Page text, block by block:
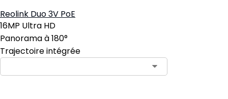
Reolink Duo 3V PoE
16MP Ultra HD
Panorama à 180°
Trajectoire intégrée